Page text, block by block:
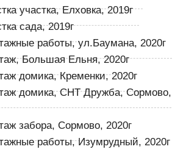
участка, Елховка, 2019г
сада, 2019г
работы, ул.Баумана, 2020г
Большая Ельня, 2020г
домика, Кременки, 2020г
домика, СНТ Дружба, Сормово,
забора, Сормово, 2020г
работы, Изумрудный, 2020г